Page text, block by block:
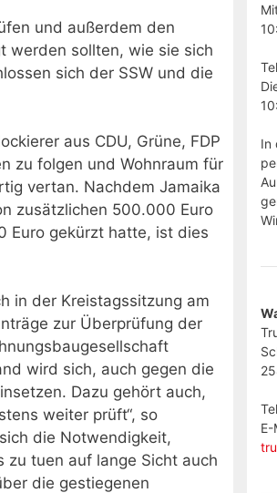
und außerdem den
werden sollten, wie sie sich
sich der SSW und die
aus CDU, Grüne, FDP
zu folgen und Wohnraum für
vertan. Nachdem Jamaika
zusätzlichen 500.000 Euro
Euro gekürzt hatte, ist dies
in der Kreistagssitzung am
zur Überprüfung der
wird sich, auch gegen die
Dazu gehört auch,
weiter prüft“, so
die Notwendigkeit,
zu tuen auf lange Sicht auch
die gestiegenen
In
E-